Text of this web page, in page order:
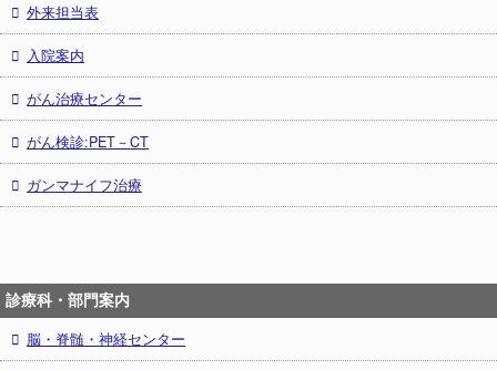
外来担当表
入院案内
がん治療センター
がん検診:PET－CT
ガンマナイフ治療
診療科・部門案内
脳・脊髄・神経センター